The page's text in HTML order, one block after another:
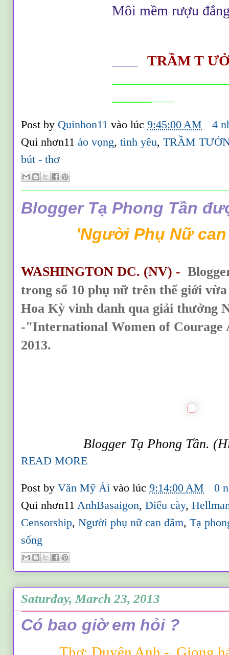
Môi mềm rượu
TRẦM T
Post by Quinhon11vào lúc9:45:00 AM
4
Qui nhơn11ảo vọng,tình yêu,TRẦM
bút - thơ
Blogger Tạ Phong Tần
'Người Phụ Nữ
WASHINGTON DC. (NV) -
trong số 10 phụ nữ trên thế giới
Hoa Kỳ vinh danh qua giải thưởng
-"International Women of
2013.
Blogger Tạ Phong Tần.
READ MORE
Post byVăn Mỹ Áivào lúc9:14:00 AM
0
Qui nhơn11AnhBasaigon,Điếu cày,
Censorship,Người phụ nữ can đãm,Tạ
sống
Saturday, March 23, 2013
Có bao giờ em hỏi ?